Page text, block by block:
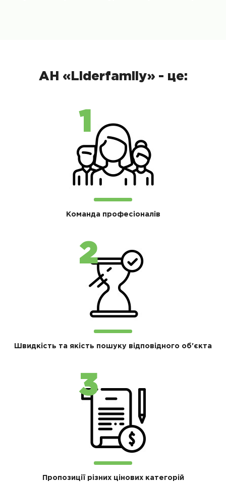
АН «Liderfamily» - це:
Команда професіоналів
Швидкість та якість пошуку відповідного об'єкта
Пропозиції різних цінових категорій